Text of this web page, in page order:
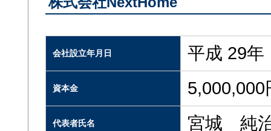
会社設立年月日 平成 29
資本金 5,000,000
代表者氏名 宮城 純